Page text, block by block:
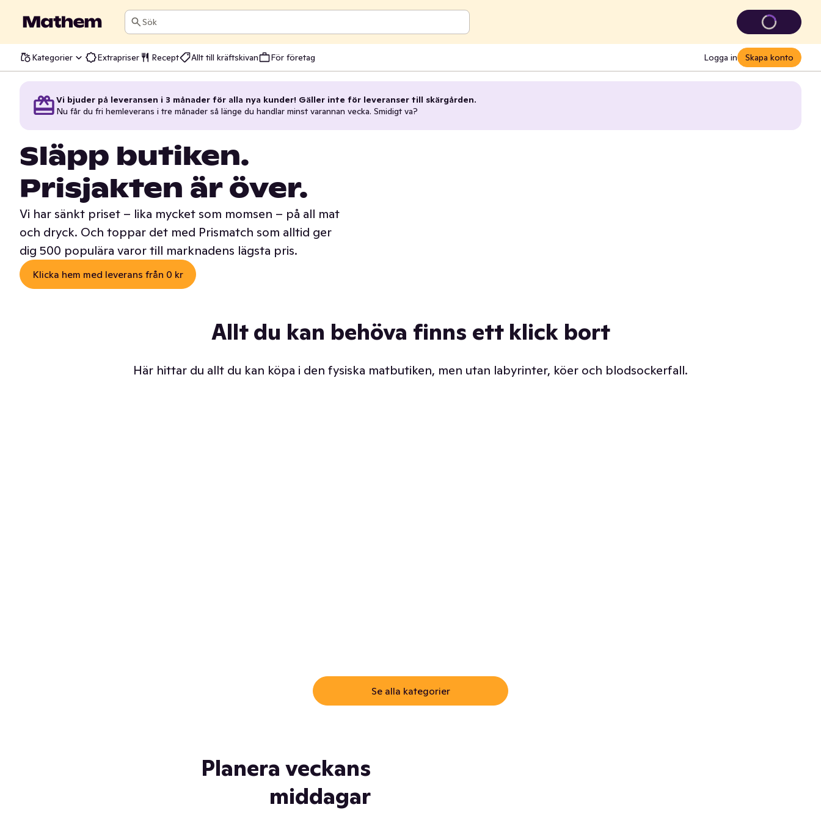
Sök
Kategorier Extrapriser Recept Allt till kräftskivan För företag Logga in Skapa konto
Vi bjuder på leveransen i 3 månader för alla nya kunder! Gäller inte för leveranser till skärgården.
Nu får du fri hemleverans i tre månader så länge du handlar minst varannan vecka. Smidigt va?
Släpp butiken.
Prisjakten är över.
Vi har sänkt priset – lika mycket som momsen – på all mat
och dryck. Och toppar det med Prismatch som alltid ger
dig 500 populära varor till marknadens lägsta pris.
Klicka hem med leverans från 0 kr
Allt du kan behöva finns ett klick bort
Här hittar du allt du kan köpa i den fysiska matbutiken, men utan labyrinter, köer och blodsockerfall.
Se alla kategorier
Planera veckans
middagar